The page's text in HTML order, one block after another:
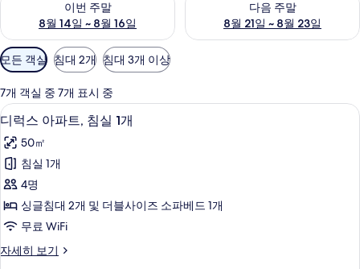
이번 주말
8월 14일 ~ 8월 16일
다음 주말
8월 21일 ~ 8월 23일
객
실
에
사
용
가
능
한
터
모든 객실 침대 2개 침대 3개 이상
7개 객실 중 7개 표시 중
디
럭
스
아
파
트,
실
1 개의 침실, 객실 내 금고, 암막 커튼,
6
디럭스 아파트, 침실 1개
50㎡
침실 1개
4명
싱글침대 2개 및 더블사이즈 소파베드 1개
무료 WiFi
자세히 보기
디